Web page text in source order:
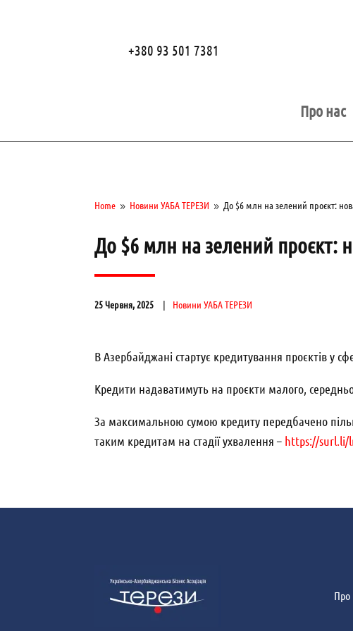
+380 93 501 7381
Про нас
Home 9 Новини УАБА ТЕРЕЗИ 9 До $6 млн на зелений проєкт:
До $6 млн на зелений проєкт:
25 Червня, 2025 Новини УАБА ТЕРЕЗИ
В Азербайджані стартує кредитування проєктів у
Кредити надаватимуть на проєкти малого,
За максимальною сумою кредиту передбачено
таким кредитам на стадії ухвалення – https://surl.li/
Про